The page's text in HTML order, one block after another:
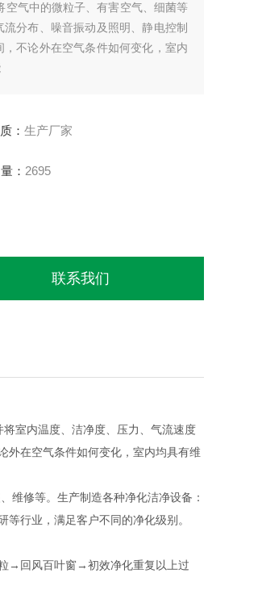
气中的微粒子、有害空气、细菌等
分布、噪音振动及照明、静电控制
不论外在空气条件如何变化，室内
： 生产厂家
： 2695
联系我们
室内温度、洁净度、压力、气流速度
外在空气条件如何变化，室内均具有维
修等。生产制造各种净化洁净设备：
行业，满足客户不同的净化级别。
回风百叶窗→初效净化重复以上过